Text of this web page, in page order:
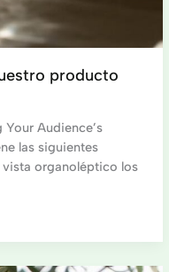
producto
Audience’s
las siguientes
organoléptico los